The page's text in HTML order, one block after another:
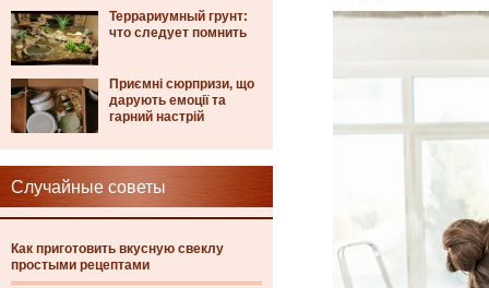
Террариумный грунт:
что следует помнить
Приємні сюрпризи, що
дарують емоції та
гарний настрій
Случайные советы
Как приготовить вкусную свеклу
простыми рецептами